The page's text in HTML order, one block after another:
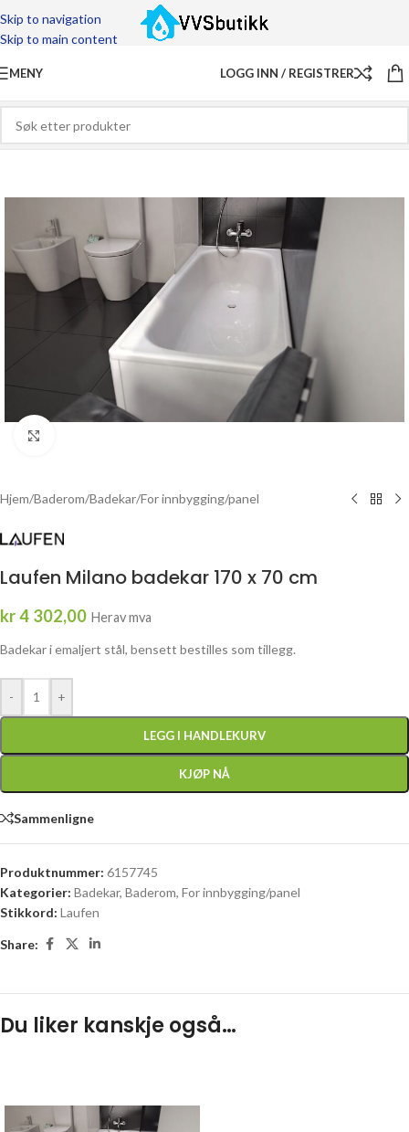
Skip to navigation
Skip to main content
MENY LOGG INN / REGISTRER
Hjem/Baderom/Badekar/For innbygging/panel
Laufen Milano badekar 170 x 70 cm
kr4 302,00 Herav mva
Badekar i emaljert stål, bensett bestilles som tillegg.
- +
LEGG I HANDLEKURV
KJØP NÅ
Sammenligne
Produktnummer: 6157745
Kategorier: Badekar, Baderom, For innbygging/panel
Stikkord: Laufen
Share:
Du liker kanskje også…